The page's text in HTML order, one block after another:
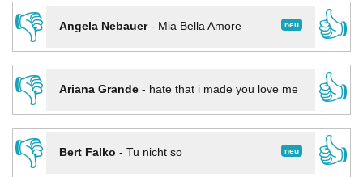
👎 neu
Angela Nebauer- Mia Bella Amore
👍
👎
Ariana Grande- hate that i made you love me
👍
👎
neu
Bert Falko - Tu nicht so
👍